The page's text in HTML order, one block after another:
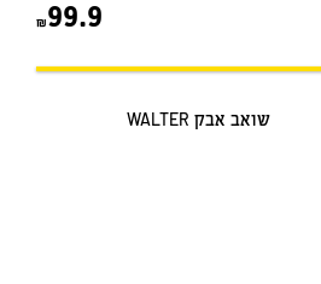
99.9
שואב אבק WALTER